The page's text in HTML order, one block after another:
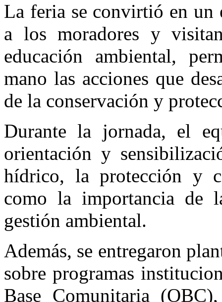
La feria se convirtió en un
a los moradores y
educación ambiental,
mano las acciones que
de la conservación y
Durante la jornada, el
orientación y
hídrico, la protección y
como la importancia de
gestión ambiental.
Además, se entregaron
sobre programas
Base Comunitaria